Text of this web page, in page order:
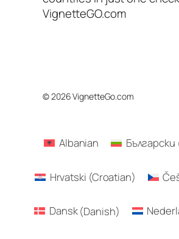
VignetteGO.com
© 2026 VignetteGo.com
Albanian Български
Hrvatski (Croatian)
Dansk(Danish)